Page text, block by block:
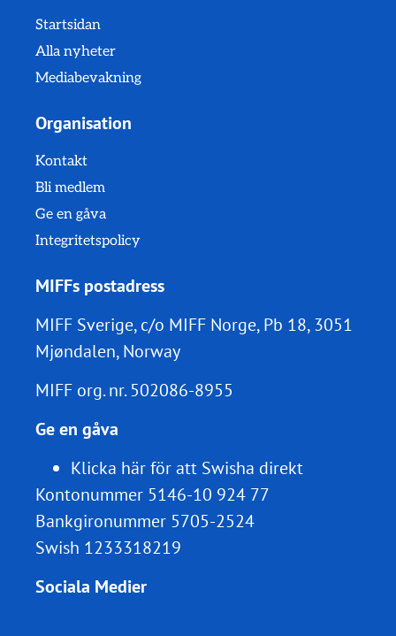
Startsidan
Alla nyheter
Mediabevakning
Organisation
Kontakt
Bli medlem
Ge en gåva
Integritetspolicy
MIFFs postadress
MIFF Sverige, c/o MIFF Norge, Pb 18, 3051
Mjøndalen, Norway
MIFF org. nr.502086-8955
Ge en gåva
Klicka här för att Swisha direkt
Kontonummer 5146-10 924 77
Bankgironummer 5705-2524
Swish 1233318219
Sociala Medier